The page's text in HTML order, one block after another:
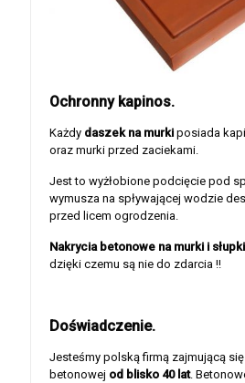
Ochronny kapinos.
Każdy daszek na murki posiada
oraz murki przed zaciekami.
Jest to wyżłobione podcięcie pod
wymusza na spływającej wodzie
przed licem ogrodzenia.
Nakrycia betonowe na murki i słupki
dzięki czemu są nie do zdarcia !!
Doświadczenie.
Jesteśmy polską firmą zajmującą
betonowej od blisko 40 lat.